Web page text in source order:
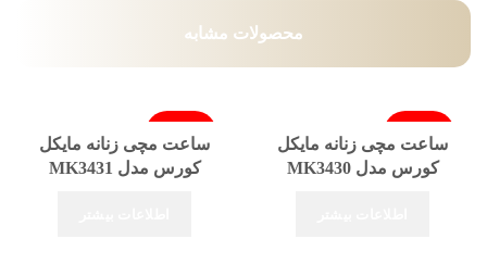
محصولات مشابه
فروخته شد
ساعت مچی زنانه مایکل
کورس مدل MK3430
فروخته شد
ساعت مچی زنانه مایکل
کورس مدل MK3431